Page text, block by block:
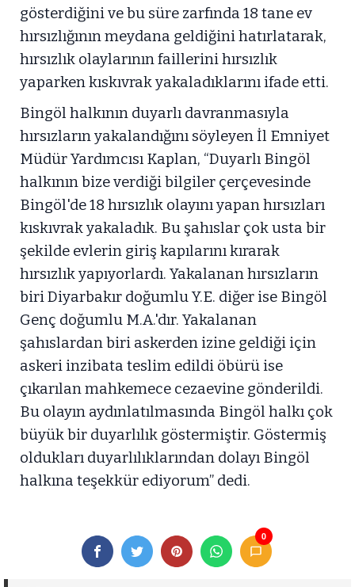
gösterdiğini ve bu süre zarfında 18 tane ev
hırsızlığının meydana geldiğini hatırlatarak,
hırsızlık olaylarının faillerini hırsızlık
yaparken kıskıvrak yakaladıklarını ifade etti.
Bingöl halkının duyarlı davranmasıyla
hırsızların yakalandığını söyleyen İl Emniyet
Müdür Yardımcısı Kaplan, “Duyarlı Bingöl
halkının bize verdiği bilgiler çerçevesinde
Bingöl'de 18 hırsızlık olayını yapan hırsızları
kıskıvrak yakaladık. Bu şahıslar çok usta bir
şekilde evlerin giriş kapılarını kırarak
hırsızlık yapıyorlardı. Yakalanan hırsızların
biri Diyarbakır doğumlu Y.E. diğer ise Bingöl
Genç doğumlu M.A.'dır. Yakalanan
şahıslardan biri askerden izine geldiği için
askeri inzibata teslim edildi öbürü ise
çıkarılan mahkemece cezaevine gönderildi.
Bu olayın aydınlatılmasında Bingöl halkı çok
büyük bir duyarlılık göstermiştir. Göstermiş
oldukları duyarlılıklarından dolayı Bingöl
halkına teşekkür ediyorum” dedi.
0